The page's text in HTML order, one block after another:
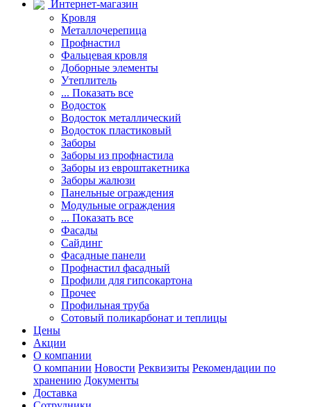
Интернет-магазин
Кровля
Металлочерепица
Профнастил
Фальцевая кровля
Доборные элементы
Утеплитель
... Показать все
Водосток
Водосток металлический
Водосток пластиковый
Заборы
Заборы из профнастила
Заборы из евроштакетника
Заборы жалюзи
Панельные ограждения
Модульные ограждения
... Показать все
Фасады
Сайдинг
Фасадные панели
Профнастил фасадный
Профили для гипсокартона
Прочее
Профильная труба
Сотовый поликарбонат и теплицы
Цены
Акции
О компании
О компании Новости Реквизиты Рекомендации по
хранению Документы
Доставка